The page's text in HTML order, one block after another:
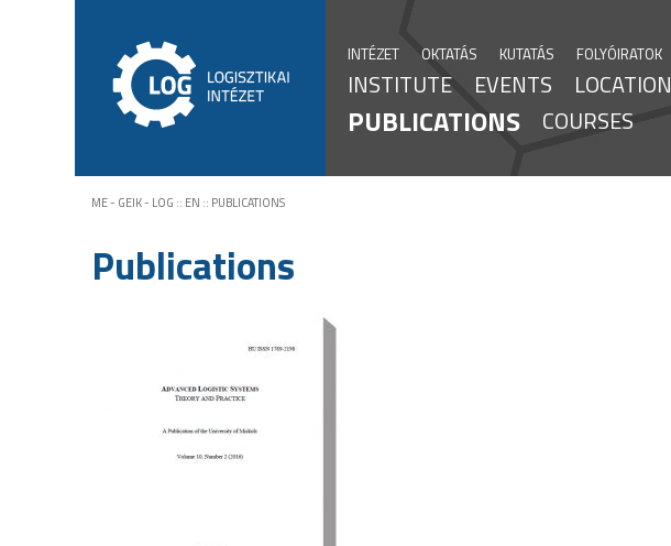
INTÉZET OKTATÁS KUTATÁS FOLYÓIRATOK
INSTITUTE EVENTS LOCATION
PUBLICATIONS COURSES
ME - GEIK - LOG :: EN :: PUBLICATIONS
Publications